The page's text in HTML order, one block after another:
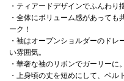
・ティアードデザインでふんわり
・全体にボリューム感があって
ーク！
・袖はオープンショルダーのド
い雰囲気。
・華奢な袖のリボンでガーリーに
・上身頃の丈を短めにして、ベ